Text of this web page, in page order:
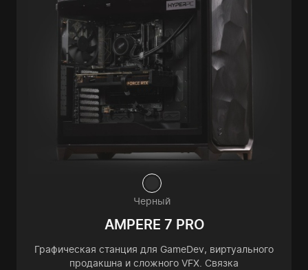
Черный
AMPERE 7 PRO
Графическая станция для GameDev, виртуального
продакшна и сложного VFX. Связка